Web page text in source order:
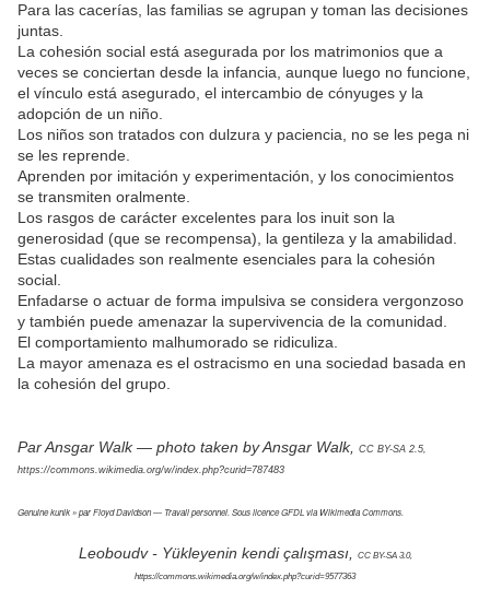
Para las cacerías, las familias se agrupan y toman las decisiones
juntas.
La cohesión social está asegurada por los matrimonios que a
veces se conciertan desde la infancia, aunque luego no funcione,
el vínculo está asegurado, el intercambio de cónyuges y la
adopción de un niño.
Los niños son tratados con dulzura y paciencia, no se les pega ni
se les reprende.
Aprenden por imitación y experimentación, y los conocimientos
se transmiten oralmente.
Los rasgos de carácter excelentes para los inuit son la
generosidad (que se recompensa), la gentileza y la amabilidad.
Estas cualidades son realmente esenciales para la cohesión
social.
Enfadarse o actuar de forma impulsiva se considera vergonzoso
y también puede amenazar la supervivencia de la comunidad.
El comportamiento malhumorado se ridiculiza.
La mayor amenaza es el ostracismo en una sociedad basada en
la cohesión del grupo.
Par Ansgar Walk — photo taken by Ansgar Walk,
CC BY-SA 2.5,
https://commons.wikimedia.org/w/index.php?curid=787483
Genuine kunik » par Floyd Davidson — Travail personnel. Sous licence GFDL via Wikimedia Commons.
Leoboudv - Yükleyenin kendi çalışması, CC BY-SA 3.0,
https://commons.wikimedia.org/w/index.php?curid=9577363